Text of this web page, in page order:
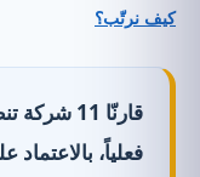
كيف نرتّب؟
قارنّا 11
فعلياً، بالاعتماد